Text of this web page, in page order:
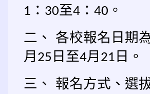
1 ： 30至4 ： 40 。
二、
各校報名日期
月 25 日至4月 21 日。
三、
報名方式、選